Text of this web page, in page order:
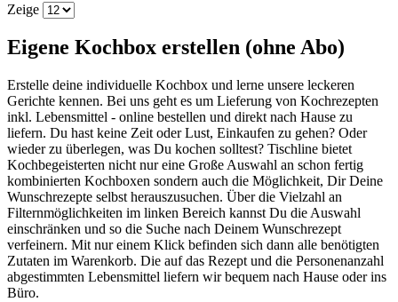
Zeige
Eigene Kochbox erstellen (ohne Abo)
Erstelle deine individuelle Kochbox und lerne unsere leckeren
Gerichte kennen. Bei uns geht es um Lieferung von Kochrezepten
inkl. Lebensmittel - online bestellen und direkt nach Hause zu
liefern. Du hast keine Zeit oder Lust, Einkaufen zu gehen? Oder
wieder zu überlegen, was Du kochen solltest? Tischline bietet
Kochbegeisterten nicht nur eine Große Auswahl an schon fertig
kombinierten Kochboxen sondern auch die Möglichkeit, Dir Deine
Wunschrezepte selbst herauszusuchen. Über die Vielzahl an
Filternmöglichkeiten im linken Bereich kannst Du die Auswahl
einschränken und so die Suche nach Deinem Wunschrezept
verfeinern. Mit nur einem Klick befinden sich dann alle benötigten
Zutaten im Warenkorb. Die auf das Rezept und die Personenanzahl
abgestimmten Lebensmittel liefern wir bequem nach Hause oder ins
Büro.